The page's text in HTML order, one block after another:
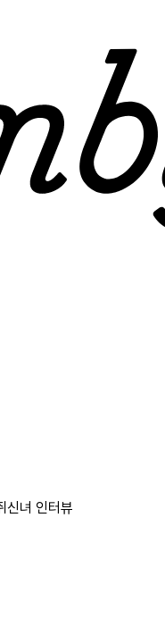
신녀 인터뷰